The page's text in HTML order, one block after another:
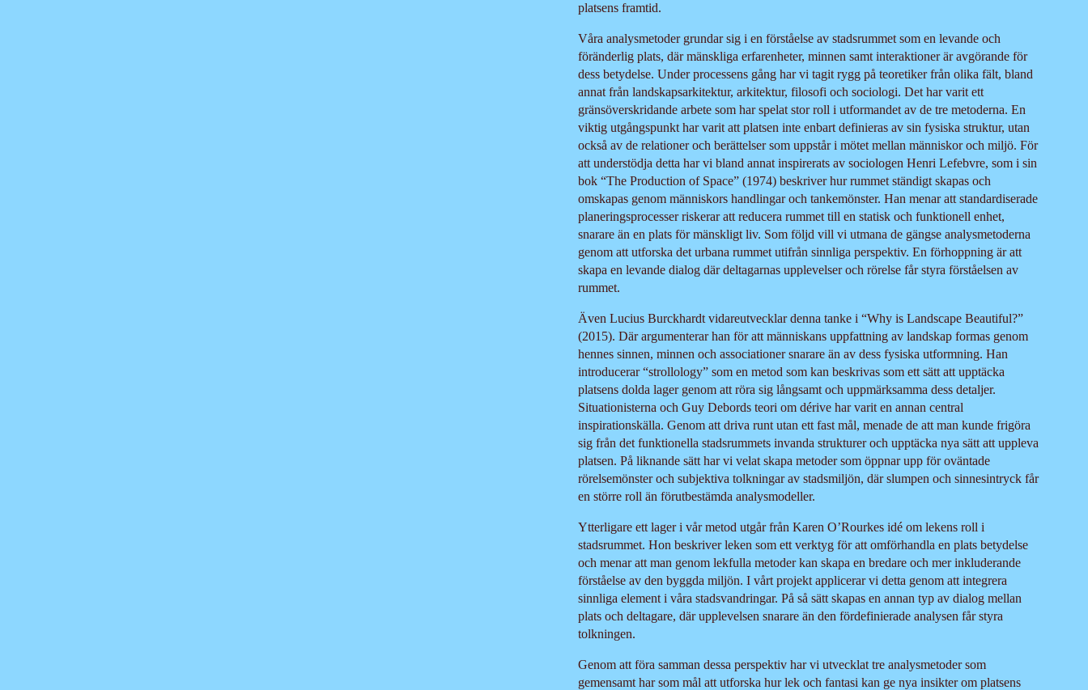
platsens framtid.
Våra analysmetoder grundar sig i en förståelse av stadsrummet som en levande och
föränderlig plats, där mänskliga erfarenheter, minnen samt interaktioner är avgörande för
dess betydelse. Under processens gång har vi tagit rygg på teoretiker från olika fält, bland
annat från landskapsarkitektur, arkitektur, filosofi och sociologi. Det har varit ett
gränsöverskridande arbete som har spelat stor roll i utformandet av de tre metoderna. En
viktig utgångspunkt har varit att platsen inte enbart definieras av sin fysiska struktur, utan
också av de relationer och berättelser som uppstår i mötet mellan människor och miljö. För
att understödja detta har vi bland annat inspirerats av sociologen Henri Lefebvre, som i sin
bok “The Production of Space” (1974) beskriver hur rummet ständigt skapas och
omskapas genom människors handlingar och tankemönster. Han menar att standardiserade
planeringsprocesser riskerar att reducera rummet till en statisk och funktionell enhet,
snarare än en plats för mänskligt liv. Som följd vill vi utmana de gängse analysmetoderna
genom att utforska det urbana rummet utifrån sinnliga perspektiv. En förhoppning är att
skapa en levande dialog där deltagarnas upplevelser och rörelse får styra förståelsen av
rummet.
Även Lucius Burckhardt vidareutvecklar denna tanke i “Why is Landscape Beautiful?”
(2015). Där argumenterar han för att människans uppfattning av landskap formas genom
hennes sinnen, minnen och associationer snarare än av dess fysiska utformning. Han
introducerar “strollology” som en metod som kan beskrivas som ett sätt att upptäcka
platsens dolda lager genom att röra sig långsamt och uppmärksamma dess detaljer.
Situationisterna och Guy Debords teori om dérive har varit en annan central
inspirationskälla. Genom att driva runt utan ett fast mål, menade de att man kunde frigöra
sig från det funktionella stadsrummets invanda strukturer och upptäcka nya sätt att uppleva
platsen. På liknande sätt har vi velat skapa metoder som öppnar upp för oväntade
rörelsemönster och subjektiva tolkningar av stadsmiljön, där slumpen och sinnesintryck får
en större roll än förutbestämda analysmodeller.
Ytterligare ett lager i vår metod utgår från Karen O’Rourkes idé om lekens roll i
stadsrummet. Hon beskriver leken som ett verktyg för att omförhandla en plats betydelse
och menar att man genom lekfulla metoder kan skapa en bredare och mer inkluderande
förståelse av den byggda miljön. I vårt projekt applicerar vi detta genom att integrera
sinnliga element i våra stadsvandringar. På så sätt skapas en annan typ av dialog mellan
plats och deltagare, där upplevelsen snarare än den fördefinierade analysen får styra
tolkningen.
Genom att föra samman dessa perspektiv har vi utvecklat tre analysmetoder som
gemensamt har som mål att utforska hur lek och fantasi kan ge nya insikter om platsens